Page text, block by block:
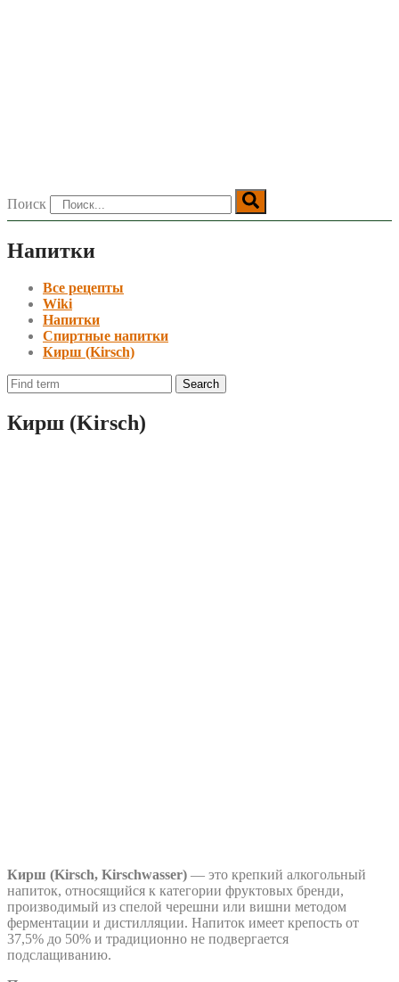
Поиск
Напитки
Все рецепты
Wiki
Напитки
Спиртные напитки
Кирш (Kirsch)
Кирш (Kirsch)
Кирш (Kirsch, Kirschwasser) — это крепкий алкогольный
напиток, относящийся к категории фруктовых бренди,
производимый из спелой черешни или вишни методом
ферментации и дистилляции. Напиток имеет крепость от
37,5% до 50% и традиционно не подвергается
подслащиванию.